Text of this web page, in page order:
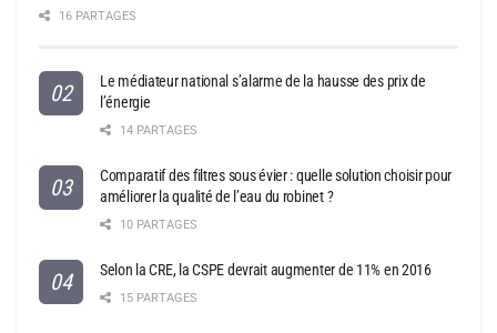
16 PARTAGES
Le médiateur national s’alarme de la hausse des prix de
l’énergie
14 PARTAGES
Comparatif des filtres sous évier : quelle solution choisir pour
améliorer la qualité de l’eau du robinet ?
10 PARTAGES
Selon la CRE, la CSPE devrait augmenter de 11% en 2016
15 PARTAGES